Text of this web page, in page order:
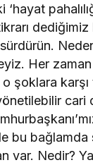
Her zaman
şoklara karşı
cari
bu bağlamda
var. Nedir?